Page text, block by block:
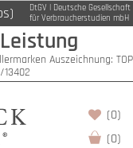
DtGV | Deutsche Gesellschaft
für Verbraucherstudien mbH
Auszeichnung: TOP
(0)
(0)